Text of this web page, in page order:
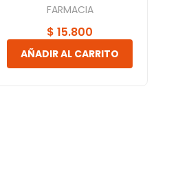
FARMACIA
$ 15.800
AÑADIR AL CARRITO